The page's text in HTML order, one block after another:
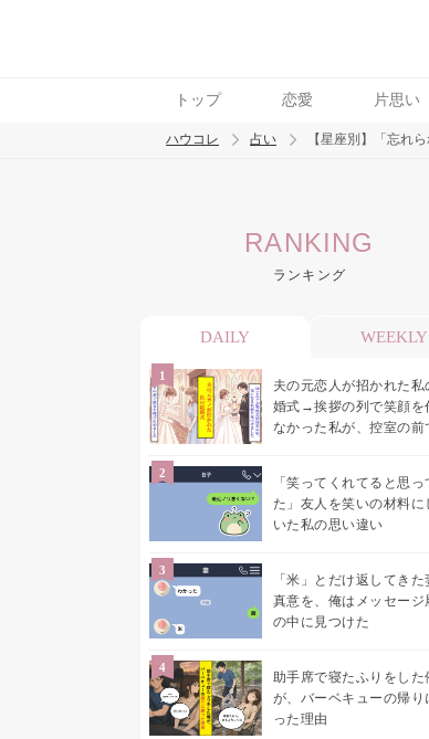
トップ 恋愛 片思い
トレンド ワード
ハウコレ 占い 【星座別】「忘れ
RANKING
ランキング
DAILY WEEKLY
夫の元恋人が招かれた私
婚式→挨拶の列で笑顔を
なかった私が、控室の前
「笑ってくれてると思っ
た」友人を笑いの材料に
いた私の思い違い
「米」とだけ返してきた
真意を、俺はメッセージ
の中に見つけた
助手席で寝たふりをした
が、バーベキューの帰り
った理由